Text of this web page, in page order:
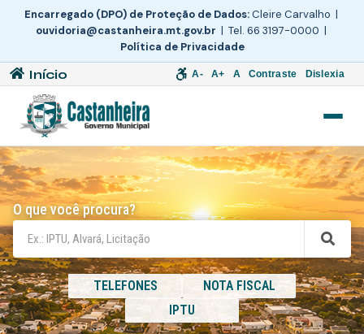
Encarregado (DPO) de Proteção de Dados:Cleire Carvalho |
ouvidoria@castanheira.mt.gov.br | Tel. 66 3197-0000 |
Política de Privacidade
Início A- A+ A Contraste Dislexia
O que você procura?
TELEFONES
NOTA FISCAL
IPTU